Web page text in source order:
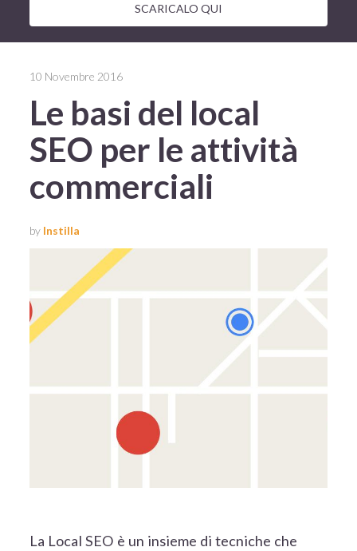
SCARICALO QUI
10 Novembre 2016
Le basi del local
SEO per le attività
commerciali
by Instilla
La Local SEO è un insieme di tecniche che